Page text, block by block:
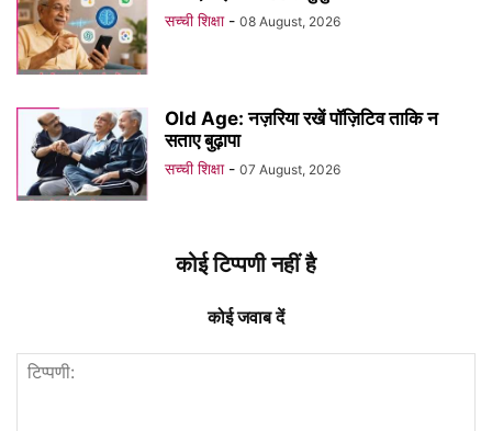
सच्ची शिक्षा - 08 August, 2026
Old Age: नज़रिया रखें पॉज़िटिव ताकि न
सताए बुढ़ापा
सच्ची शिक्षा - 07 August, 2026
कोई टिप्पणी नहीं है
कोई जवाब दें